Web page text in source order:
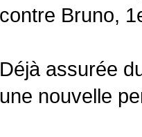
contre Bruno,
Déjà assurée
une nouvelle